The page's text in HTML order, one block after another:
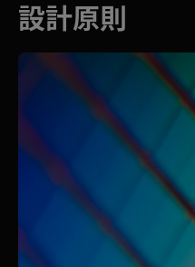
設計原則